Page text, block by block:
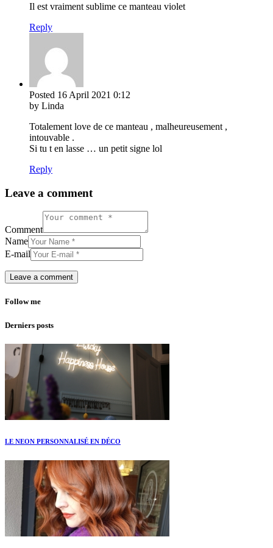
Il est vraiment sublime ce manteau violet
Reply
Posted 16 April 2021 0:12
by Linda
Totalement love de ce manteau , malheureusement ,
intouvable .
Si tu t en lasse … un petit signe lol
Reply
Leave a comment
Comment
Name
E-mail
Follow me
Derniers posts
LE NEON PERSONNALISÉ EN DÉCO